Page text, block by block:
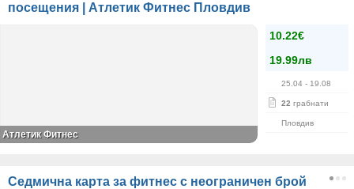
посещения | Атлетик Фитнес Пловдив
10.22€
19.99лв
25.04 - 19.08
22 грабнати
Пловдив
Атлетик Фитнес
Седмична карта за фитнес с неограничен брой